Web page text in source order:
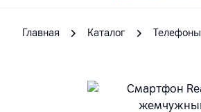
Главная Каталог Телефоны